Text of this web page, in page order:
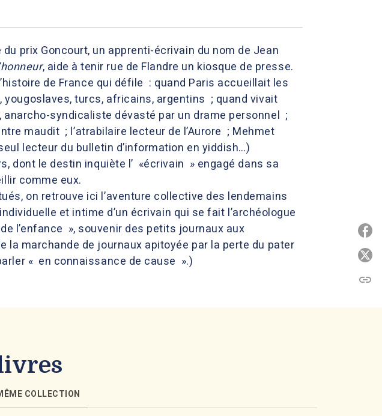
prix Goncourt, un apprenti-écrivain du nom de Jean
, aide à tenir rue de Flandre un kiosque de presse.
de France qui défile : quand Paris accueillait les
turcs, africains, argentins ; quand vivait
anarcho-syndicaliste dévasté par un drame personnel ;
maudit ; l’atrabilaire lecteur de l’Aurore ; Mehmet
lecteur du bulletin d’information en yiddish…)
dont le destin inquiète l’ «écrivain » engagé dans sa
comme eux.
on retrouve ici l’aventure collective des lendemains
et intime d’un écrivain qui se fait l’archéologue
l’enfance », souvenir des petits journaux aux
marchande de journaux apitoyée par la perte du pater
« en connaissance de cause ».)
COLLECTION
link